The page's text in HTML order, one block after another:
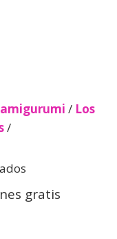
/ Los
/
gratis